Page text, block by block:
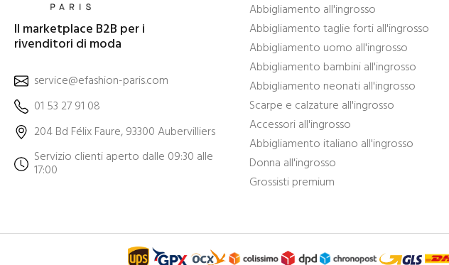
Il marketplace B2B per i
rivenditori di moda
service@efashion-paris.com
01 53 27 91 08
204 Bd Félix Faure, 93300 Aubervilliers
Servizio clienti aperto dalle 09:30 alle
17:00
Abbigliamento all'ingrosso
Abbigliamento taglie forti all'ingrosso
Abbigliamento uomo all'ingrosso
Abbigliamento bambini all'ingrosso
Abbigliamento neonati all'ingrosso
Scarpe e calzature all'ingrosso
Accessori all'ingrosso
Abbigliamento italiano all'ingrosso
Donna all'ingrosso
Grossisti premium